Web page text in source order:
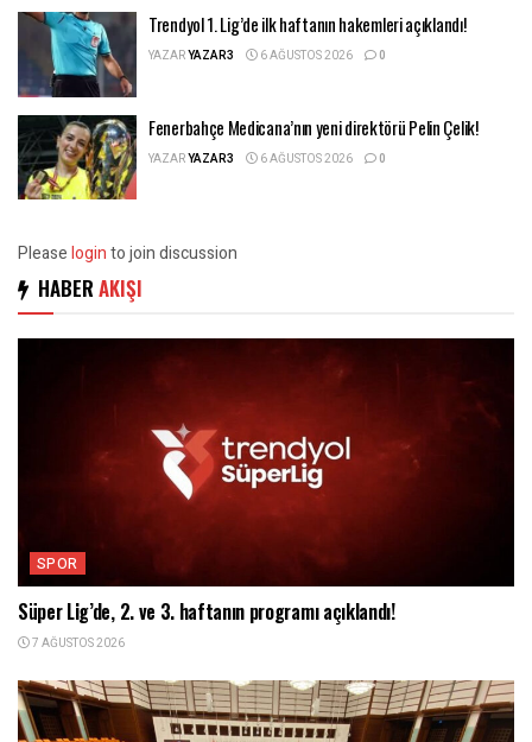
Trendyol 1. Lig’de ilk haftanın hakemleri açıklandı!
YAZARYAZAR3 6 AĞUSTOS 2026 0
Fenerbahçe Medicana’nın yeni direktörü Pelin Çelik!
YAZARYAZAR3 6 AĞUSTOS 2026 0
Pleaseloginto join discussion
HABER AKIŞI
SPOR
Süper Lig’de, 2. ve 3. haftanın programı açıklandı!
7 AĞUSTOS 2026